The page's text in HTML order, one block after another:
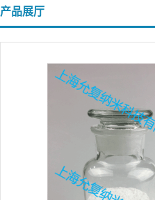
产品展厅